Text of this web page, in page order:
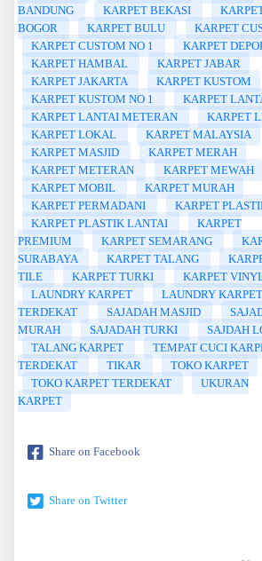
BANDUNG
KARPET BEKASI
BOGOR
KARPET BULU
KARPET
KARPET CUSTOM NO 1
KARPET
KARPET HAMBAL
KARPET JABAR
KARPET JAKARTA
KARPET KUSTOM
KARPET KUSTOM NO 1
KARPET
KARPET LANTAI METERAN
KARPET
KARPET LOKAL
KARPET MALAYSIA
KARPET MASJID
KARPET MERAH
KARPET METERAN
KARPET MEWAH
KARPET MOBIL
KARPET MURAH
KARPET PERMADANI
KARPET
KARPET PLASTIK LANTAI
KARPET
PREMIUM
KARPET SEMARANG
SURABAYA
KARPET TALANG
TILE
KARPET TURKI
KARPET
LAUNDRY KARPET
LAUNDRY KARPET
TERDEKAT
SAJADAH MASJID
MURAH
SAJADAH TURKI
SAJDAH
TALANG KARPET
TEMPAT CUCI
TERDEKAT
TIKAR
TOKO KARPET
TOKO KARPET TERDEKAT
UKURAN
KARPET
Share on Facebook
Share on Twitter